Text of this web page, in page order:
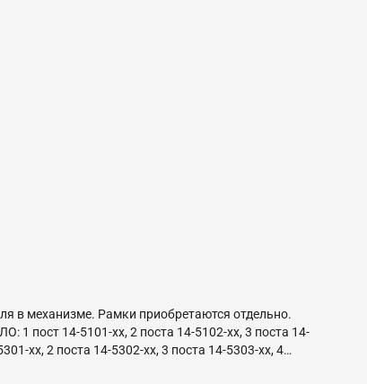
в механизме. Рамки приобретаются отдельно.
1 пост 14-5101-хх, 2 поста 14-5102-хх, 3 поста 14-
хх, 2 поста 14-5302-хх, 3 поста 14-5303-хх, 4
дерево, 07-ясень, 09-дуб, 10-венге, 11-клён, 14-